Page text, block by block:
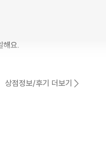
해요.
상점정보/후기 더보기